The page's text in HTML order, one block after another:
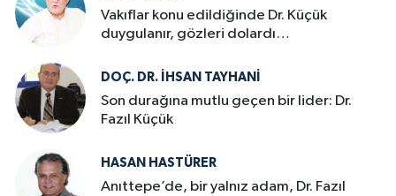
Vakıflar konu edildiğinde Dr. Küçük
duygulanır, gözleri dolardı…
DOÇ. DR. İHSAN TAYHANI
Son durağına mutlu geçen bir lider: Dr.
Fazıl Küçük
HASAN HASTÜRER
Anıttepe’de, bir yalnız adam, Dr. Fazıl